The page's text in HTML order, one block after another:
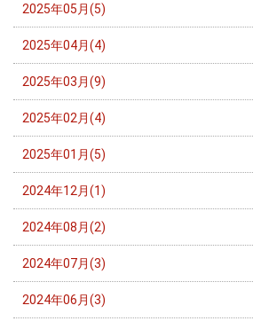
2025年05月(5)
2025年04月(4)
2025年03月(9)
2025年02月(4)
2025年01月(5)
2024年12月(1)
2024年08月(2)
2024年07月(3)
2024年06月(3)